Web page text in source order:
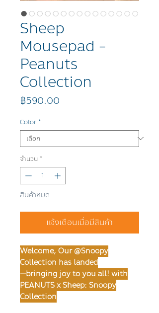
Sheep
Mousepad -
Peanuts
Collection
฿590.00
Color *
จำนวน *
สินค้าหมด
แจ้งเตือนเมื่อมีสินค้า
Welcome, Our @Snoopy
Collection has landed
—bringing joy to you all! with
PEANUTS x Sheep: Snoopy
Collection